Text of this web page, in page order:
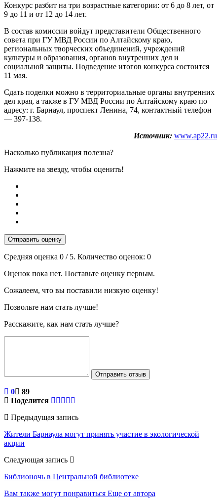
Конкурс разбит на три возрастные категории: от 6 до 8 лет, от
9 до 11 и от 12 до 14 лет.
В состав комиссии войдут представители Общественного
совета при ГУ МВД России по Алтайскому краю,
региональных творческих объединений, учреждений
культуры и образования, органов внутренних дел и
социальной защиты. Подведение итогов конкурса состоится
11 мая.
Сдать поделки можно в территориальные органы внутренних
дел края, а также в ГУ МВД России по Алтайскому краю по
адресу: г. Барнаул, проспект Ленина, 74, контактный телефон
— 397-138.
Источник: www.ap22.ru
Насколько публикация полезна?
Нажмите на звезду, чтобы оценить!
Отправить оценку
Средняя оценка 0 / 5. Количество оценок: 0
Оценок пока нет. Поставьте оценку первым.
Сожалеем, что вы поставили низкую оценку!
Позвольте нам стать лучше!
Расскажите, как нам стать лучше?
Отправить отзыв
0
89
Поделится
Предыдущая запись
Жители Барнаула могут принять участие в экологической
акции
Следующая запись
Библионочь в Центральной библиотеке
Вам также могут понравиться Еще от автора